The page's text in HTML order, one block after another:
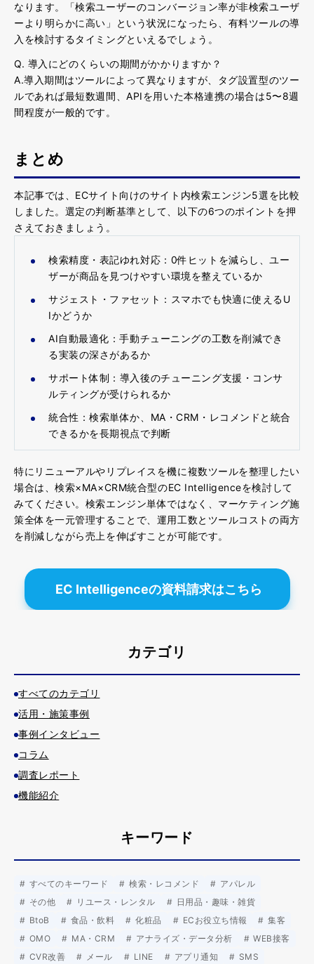
なります。「検索ユーザーのコンバージョン率が非検索ユーザ
ーより明らかに高い」という状況になったら、有料ツールの導
入を検討するタイミングといえるでしょう。
Q. 導入にどのくらいの期間がかかりますか？
A.導入期間はツールによって異なりますが、タグ設置型のツー
ルであれば最短数週間、APIを用いた本格連携の場合は5〜8週
間程度が一般的です。
まとめ
本記事では、ECサイト向けのサイト内検索エンジン5選を比較
しました。選定の判断基準として、以下の6つのポイントを押
さえておきましょう。
検索精度・表記ゆれ対応 ：0件ヒットを減らし、ユー
ザーが商品を見つけやすい環境を整えているか
サジェスト・ファセット ：スマホでも快適に使えるU
Iかどうか
AI自動最適化 ：手動チューニングの工数を削減でき
る実装の深さがあるか
サポート体制 ：導入後のチューニング支援・コンサ
ルティングが受けられるか
統合性 ：検索単体か、MA・CRM・レコメンドと統合
できるかを長期視点で判断
特にリニューアルやリプレイスを機に複数ツールを整理したい
場合は、検索×MA×CRM統合型のEC Intelligenceを検討して
みてください。検索エンジン単体ではなく、 マーケティング施
策全体を一元管理することで、運用工数とツールコストの両方
を削減しながら売上を伸ばすことが可能です。
EC Intelligenceの資料請求はこちら
カテゴリ
すべてのカテゴリ
活用・施策事例
事例インタビュー
コラム
調査レポート
機能紹介
キーワード
すべてのキーワード 検索・レコメンド
アパレル
その他
リユース・レンタル
日用品・趣味・雑貨
BtoB
食品・飲料 化粧品 ECお役立ち情報
集客
OMO
MA・CRM アナライズ・データ分析
WEB接客
CVR改善
メール LINE アプリ通知 SMS